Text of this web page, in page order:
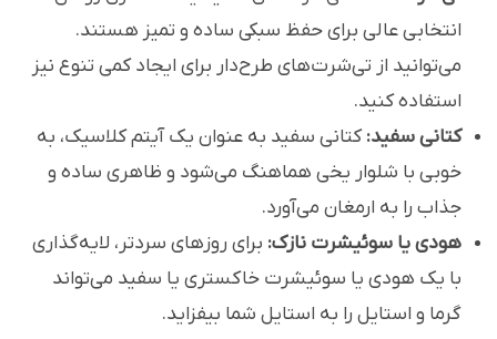
انتخابی عالی برای حفظ سبکی ساده و تمیز هستند.
می‌توانید از تی‌شرت‌های طرح‌دار برای ایجاد کمی تنوع نیز
استفاده کنید.
کتانی سفید:کتانی سفید به عنوان یک آیتم کلاسیک، به
خوبی با شلوار یخی هماهنگ می‌شود و ظاهری ساده و
جذاب را به ارمغان می‌آورد.
هودی یا سوئیشرت نازک: برای روزهای سردتر، لایه‌گذاری
با یک هودی یا سوئیشرت خاکستری یا سفید می‌تواند
گرما و استایل را به استایل شما بیفزاید.